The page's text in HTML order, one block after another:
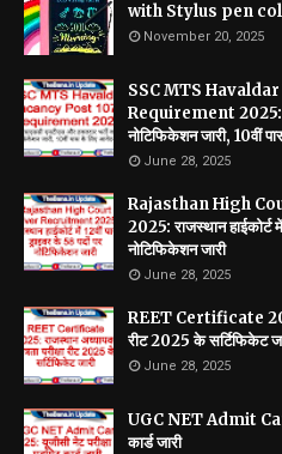
with Stylus pen
November 20, 2025
SSC MTS
Requirement 2025:
नोटिफिकेशन जारी, 10वीं
June 28, 2025
Rajasthan High
2025: राजस्थान हाईकोर्ट
नोटिफिकेशन जारी
June 28, 2025
REET Certificate
रीट 2025 के सर्टिफिकेट
June 28, 2025
UGC NET Admit
कार्ड जारी